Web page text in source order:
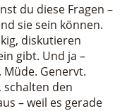
du diese Fragen –
sie sein können.
diskutieren
gibt. Und ja –
Genervt.
den
– weil es gerade